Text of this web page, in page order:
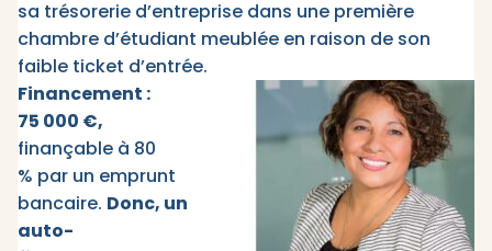
sa trésorerie d’entreprise dans une première
chambre d’étudiant meublée en raison de son
faible ticket d’entrée.
Financement :
75 000 €,
finançable à 80
% par un emprunt
bancaire. Donc, un
auto-